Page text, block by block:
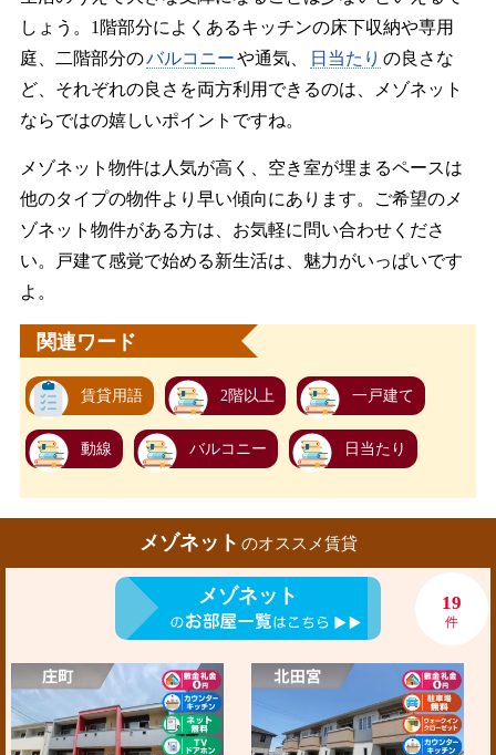
しょう。1階部分によくあるキッチンの床下収納や専用
庭、二階部分のバルコニーや通気、 日当たり の良さな
ど、それぞれの良さを両方利用できるのは、メゾネット
ならではの嬉しいポイントですね。
メゾネット物件は人気が高く、空き室が埋まるペースは
他のタイプの物件より早い傾向にあります。ご希望のメ
ゾネット物件がある方は、お気軽に問い合わせくださ
い。戸建て感覚で始める新生活は、魅力がいっぱいです
よ。
関連ワード
賃貸用語 2階以上 一戸建て
動線 バルコニー 日当たり
メゾネット のオススメ賃貸
メゾネット 19
件